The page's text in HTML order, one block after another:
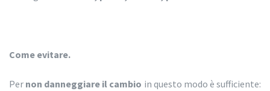
Come evitare.
Per non danneggiare il cambio in questo modo è sufficiente: